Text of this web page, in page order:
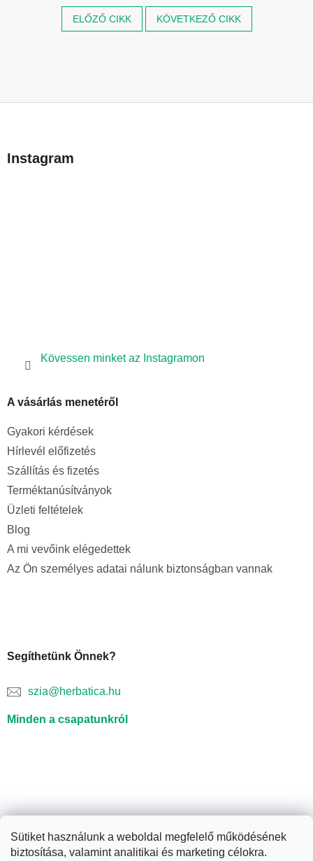
Sütiket használunk a weboldal megfelelő működésének
biztosítása, valamint analitikai és marketing célokra.
ELŐZŐ CIKK KÖVETKEZŐ CIKK
bInstagram
Kövessen minket az Instagramon
A vásárlás menetéről
Gyakori kérdések
Hírlevél előfizetés
Szállítás és fizetés
Terméktanúsítványok
Üzleti feltételek
Blog
A mi vevőink elégedettek
Az Ön személyes adatai nálunk biztonságban vannak
Segíthetünk Önnek?
szia@herbatica.hu
Minden a csapatunkról
Shoptet készítette